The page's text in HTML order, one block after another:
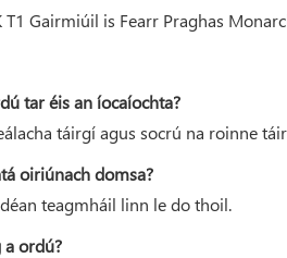
tar éis an íocaíochta?
táirgí agus socrú na roinne
oiriúnach domsa?
teagmháil linn le do thoil.
ordú?